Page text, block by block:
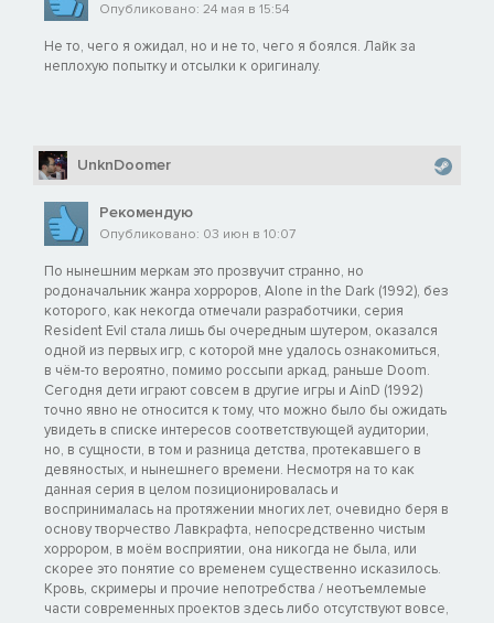
Опубликовано: 24 мая в 15:54
Не то, чего я ожидал, но и не то, чего я боялся. Лайк за
неплохую попытку и отсылки к оригиналу.
UnknDoomer
Рекомендую
Опубликовано: 03 июн в 10:07
По нынешним меркам это прозвучит странно, но
родоначальник жанра хорроров, Alone in the Dark (1992), без
которого, как некогда отмечали разработчики, серия
Resident Evil стала лишь бы очередным шутером, оказался
одной из первых игр, с которой мне удалось ознакомиться,
в чём-то вероятно, помимо россыпи аркад, раньше Doom.
Сегодня дети играют совсем в другие игры и AinD (1992)
точно явно не относится к тому, что можно было бы ожидать
увидеть в списке интересов соответствующей аудитории,
но, в сущности, в том и разница детства, протекавшего в
девяностых, и нынешнего времени. Несмотря на то как
данная серия в целом позиционировалась и
воспринималась на протяжении многих лет, очевидно беря в
основу творчество Лавкрафта, непосредственно чистым
хоррором, в моём восприятии, она никогда не была, или
скорее это понятие со временем существенно исказилось.
Кровь, скримеры и прочие непотребства / неотъемлемые
части современных проектов здесь либо отсутствуют вовсе,